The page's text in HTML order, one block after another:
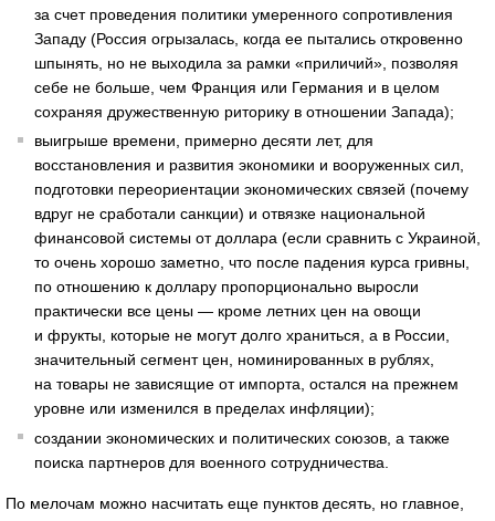
за счет проведения политики умеренного сопротивления
Западу (Россия огрызалась, когда ее пытались откровенно
шпынять, но не выходила за рамки «приличий», позволяя
себе не больше, чем Франция или Германия и в целом
сохраняя дружественную риторику в отношении Запада);
выигрыше времени, примерно десяти лет, для
восстановления и развития экономики и вооруженных сил,
подготовки переориентации экономических связей (почему
вдруг не сработали санкции) и отвязке национальной
финансовой системы от доллара (если сравнить с Украиной,
то очень хорошо заметно, что после падения курса гривны,
по отношению к доллару пропорционально выросли
практически все цены — кроме летних цен на овощи
и фрукты, которые не могут долго храниться, а в России,
значительный сегмент цен, номинированных в рублях,
на товары не зависящие от импорта, остался на прежнем
уровне или изменился в пределах инфляции);
создании экономических и политических союзов, а также
поиска партнеров для военного сотрудничества.
По мелочам можно насчитать еще пунктов десять, но главное,